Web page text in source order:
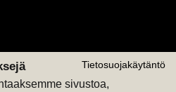
Tietosuojakäytäntö
sivustoa,